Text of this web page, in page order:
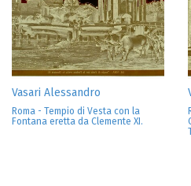
Vasari Alessandro
Roma - Tempio di Vesta con la
Fontana eretta da Clemente XI.